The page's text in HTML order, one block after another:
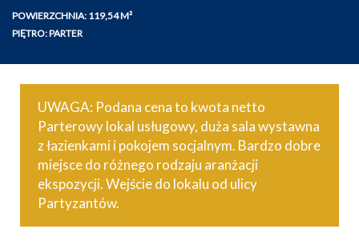
POWIERZCHNIA: 119,54 M²
PIĘTRO: PARTER
UWAGA: Podana cena to kwota netto
Parterowy lokal usługowy, duża sala wystawna
z łazienkami i pokojem socjalnym. Bardzo dobre
miejsce do różnego rodzaju aranżacji
ekspozycji. Wejście do lokalu od ulicy
Partyzantów.